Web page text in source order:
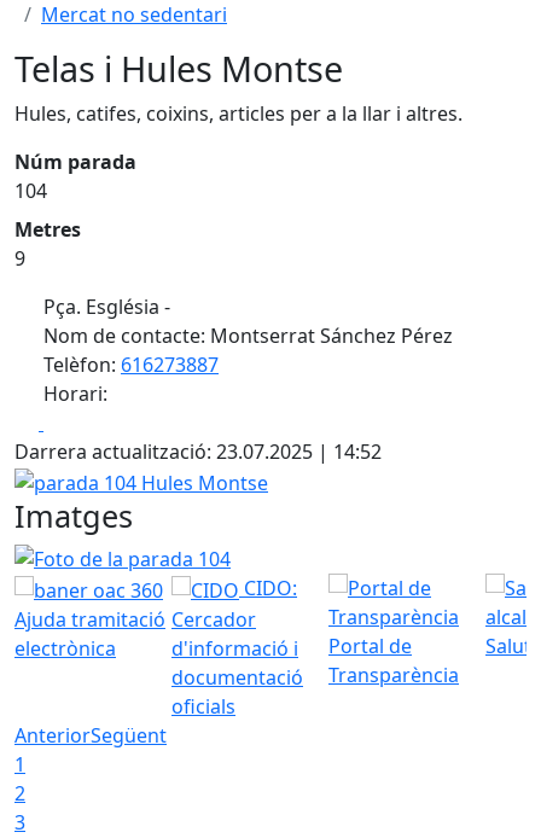
Mercat no sedentari
Telas i Hules Montse
Hules, catifes, coixins, articles per a la llar i altres.
Núm parada
104
Metres
9
Pça. Església -
Nom de contacte: Montserrat Sánchez Pérez
Telèfon: 616273887
Horari:
Darrera actualització: 23.07.2025 | 14:52
parada 104 Hules Montse
Imatges
Foto de la parada 104
Ajuda tramitació
electrònica
CIDO:
Cercador
d'informació i
documentació
oficials
Portal de
Transparència
AnteriorSegüent
1
2
3